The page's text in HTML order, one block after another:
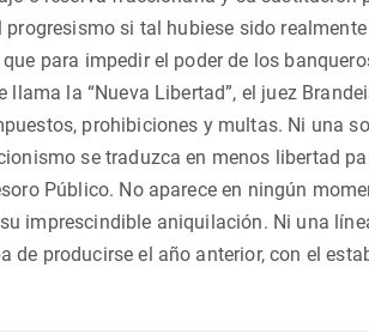
si tal hubiese sido
para impedir el poder de los
la “Nueva Libertad”, el juez
prohibiciones y multas. Ni una
se traduzca en menos libertad
Público. No aparece en ningún
imprescindible aniquilación. Ni una
de producirse el año anterior, con el